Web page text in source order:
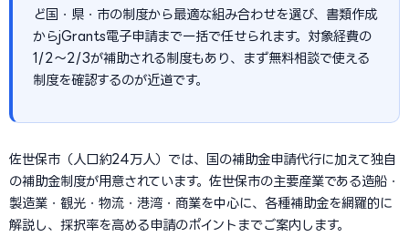
ど国・県・市の制度から最適な組み合わせを選び、書類作成
からjGrants電子申請まで一括で任せられます。対象経費の
1/2〜2/3が補助される制度もあり、まず無料相談で使える
制度を確認するのが近道です。
佐世保市（人口約24万人）では、国の補助金申請代行に加えて独自
の補助金制度が用意されています。佐世保市の主要産業である造船・
製造業・観光・物流・港湾・商業を中心に、各種補助金を網羅的に
解説し、採択率を高める申請のポイントまでご案内します。